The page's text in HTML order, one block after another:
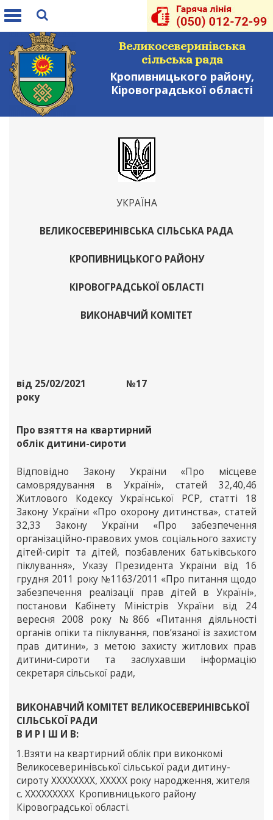
Toggle
Великосеверинівська
сільська рада
Кропивницького району,
Кіровоградської області
УКРАЇНА
ВЕЛИКОСЕВЕРИНІВСЬКА СІЛЬСЬКА РАДА
КРОПИВНИЦЬКОГО РАЙОНУ
КІРОВОГРАДСЬКОЇ ОБЛАСТІ
ВИКОНАВЧИЙ КОМІТЕТ
від 25/02/2021
року
№17
Про взяття на квартирний
облік дитини-сироти
Відповідно Закону України «Про місцеве
самоврядування в Україні», статей 32,40,46
Житлового Кодексу Української РСР, статті 18
Закону України «Про охорону дитинства», статей
32,33 Закону України «Про забезпечення
організаційно-правових умов соціального захисту
дітей-сиріт та дітей, позбавлених батьківського
піклування», Указу Президента України від 16
грудня 2011 року №1163/2011 «Про питання щодо
забезпечення реалізації прав дітей в Україні»,
постанови Кабінету Міністрів України від 24
вересня 2008 року №866 «Питання діяльності
органів опіки та піклування, пов’язаної із захистом
прав дитини», з метою захисту житлових прав
дитини-сироти та заслухавши інформацію
секретаря сільської ради,
ВИКОНАВЧИЙ КОМІТЕТ ВЕЛИКОСЕВЕРИНІВСЬКОЇ
СІЛЬСЬКОЇ РАДИ
В И Р І Ш И В:
1.Взяти на квартирний облік при виконкомі
Великосеверинівської сільської ради дитину-
сироту ХХХХХХХХ, ХХХХХ року народження, жителя
с. ХХХХХХХХХ Кропивницького району
Кіровоградської області.